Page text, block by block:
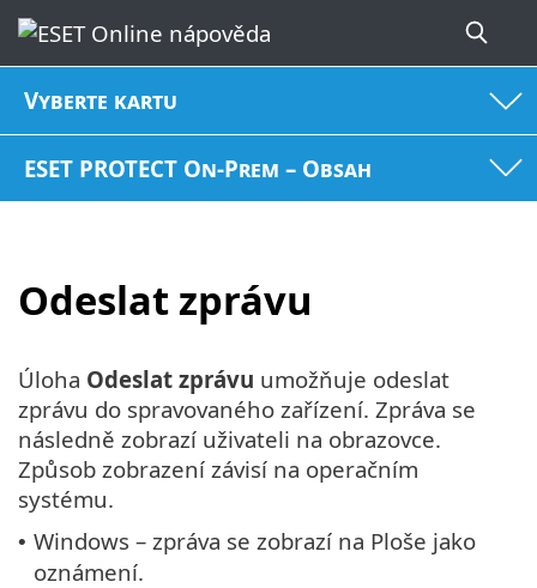
Vyberte kartu
ESET PROTECT On-Prem – Obsah
Odeslat zprávu
Úloha Odeslat zprávu umožňuje odeslat
zprávu do spravovaného zařízení. Zpráva se
následně zobrazí uživateli na obrazovce.
Způsob zobrazení závisí na operačním
systému.
• Windows – zpráva se zobrazí na Ploše jako
oznámení.